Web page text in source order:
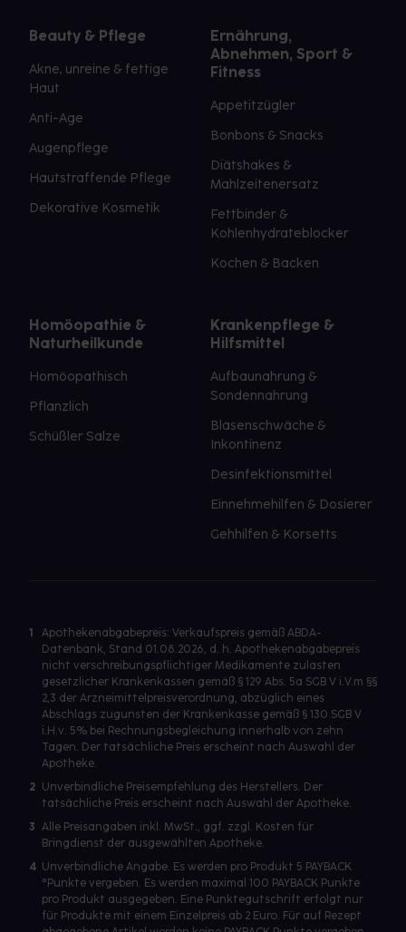
Beauty & Pflege
Akne, unreine & fettige
Haut
Anti-Age
Augenpflege
Hautstraffende Pflege
Dekorative Kosmetik
Ernährung,
Abnehmen, Sport &
Fitness
Appetitzügler
Bonbons & Snacks
Diätshakes &
Mahlzeitenersatz
Fettbinder &
Kohlenhydrateblocker
Kochen & Backen
Homöopathie &
Naturheilkunde
Homöopathisch
Pflanzlich
Schüßler Salze
Krankenpflege &
Hilfsmittel
Aufbaunahrung &
Sondennahrung
Blasenschwäche &
Inkontinenz
Desinfektionsmittel
Einnehmehilfen & Dosierer
Gehhilfen & Korsetts
1
Apothekenabgabepreis: Verkaufspreis gemäß ABDA-
Datenbank, Stand 01.08.2026, d. h. Apothekenabgabepreis
nicht verschreibungspflichtiger Medikamente zulasten
gesetzlicher Krankenkassen gemäß § 129 Abs. 5a SGB V i.V.m §§
2,3 der Arzneimittelpreisverordnung, abzüglich eines
Abschlags zugunsten der Krankenkasse gemäß § 130 SGB V
i.H.v. 5% bei Rechnungsbegleichung innerhalb von zehn
Tagen. Der tatsächliche Preis erscheint nach Auswahl der
Apotheke.
2 Unverbindliche Preisempfehlung des Herstellers. Der
tatsächliche Preis erscheint nach Auswahl der Apotheke.
3 Alle Preisangaben inkl. MwSt., ggf. zzgl. Kosten für
Bringdienst der ausgewählten Apotheke.
4 Unverbindliche Angabe. Es werden pro Produkt 5 PAYBACK
°Punkte vergeben. Es werden maximal 100 PAYBACK Punkte
pro Produkt ausgegeben. Eine Punktegutschrift erfolgt nur
für Produkte mit einem Einzelpreis ab 2 Euro. Für auf Rezept